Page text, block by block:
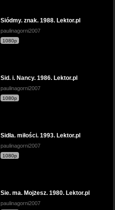
Siódmy. znak. 1988. Lektor.pl
paulinagorni2007
1080p
Sid. i. Nancy. 1986. Lektor.pl
paulinagorni2007
1080p
Sidła. miłości. 1993. Lektor.pl
paulinagorni2007
1080p
Sie. ma. Mojżesz. 1980. Lektor.pl
paulinagorni2007